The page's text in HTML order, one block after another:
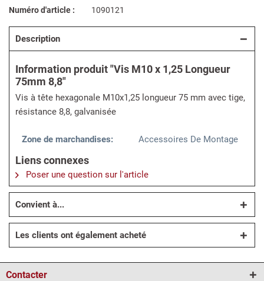
Numéro d'article : 1090121
Description
Information produit "Vis M10 x 1,25 Longueur
75mm 8,8"
Vis à tête hexagonale M10x1,25 longueur 75 mm avec tige,
résistance 8,8, galvanisée
Zone de marchandises: Accessoires De Montage
Liens connexes
Poser une question sur l'article
Convient à...
Les clients ont également acheté
Contacter